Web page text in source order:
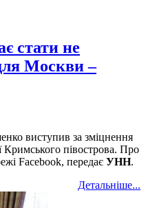
стати не
Москви –
виступив за зміцнення
півострова. Про
Facebook, передає УНН.
Детальніше...